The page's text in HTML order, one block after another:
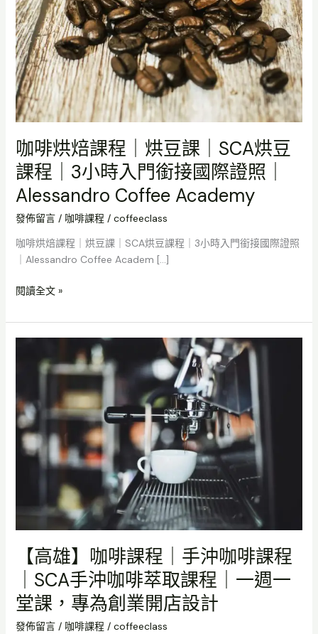
咖啡烘焙課程｜烘豆課｜SCA烘豆
課程｜3小時入門銜接國際證照｜
Alessandro Coffee Academy
發佈留言 / 咖啡課程 / coffeeclass
咖啡烘焙課程｜烘豆課｜SCA烘豆課程｜3小時入門銜接國際證照
｜Alessandro Coffee Academ […]
豆
課
程
｜
3
小
時
入
門
銜
接
國
際
證
照
｜
Coffee
閱讀全文 »
【高雄】咖啡課程｜手沖咖啡課程
｜SCA手沖咖啡萃取課程｜一週一
堂課，專為創業開店設計
發佈留言 / 咖啡課程 / coffeeclass
啡
課
程
｜
SCA
手
沖
咖